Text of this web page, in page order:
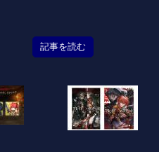
記事を読む